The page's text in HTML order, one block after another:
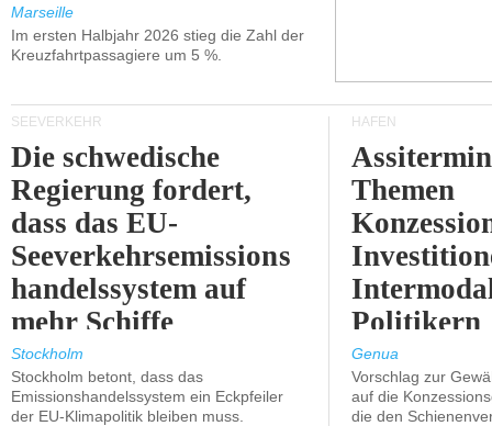
Marseille
Im ersten Halbjahr 2026 stieg die Zahl der
Kreuzfahrtpassagiere um 5 %.
SEEVERKEHR
Die schwedische
Regierung fordert,
dass das EU-
Seeverkehrsemissions
handelssystem auf
mehr Schiffe
ausgeweitet wird.
Stockholm
Stockholm betont, dass das
Emissionshandelssystem ein Eckpfeiler
der EU-Klimapolitik bleiben muss.
HÄFEN
Themen
Politikern
Genua
Vorschlag zur
auf die
die den